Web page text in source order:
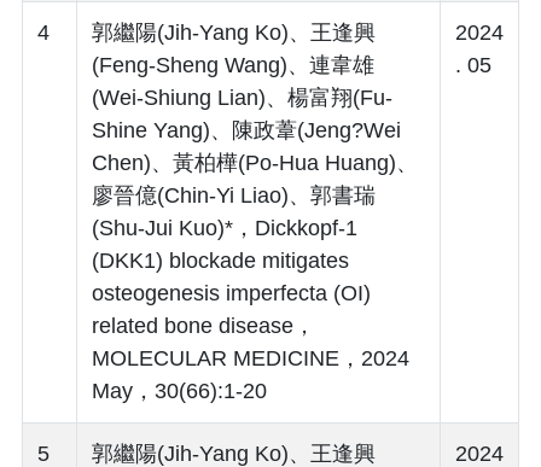
4
郭繼陽(Jih-Yang Ko)、王逢興
(Feng-Sheng Wang)、連韋雄
(Wei-Shiung Lian)、楊富翔(Fu-
Shine Yang)、陳政葦(Jeng?Wei
Chen)、黃柏樺(Po-Hua Huang)、
廖晉億(Chin-Yi Liao)、郭書瑞
(Shu-Jui Kuo)*，Dickkopf‑1
(DKK1) blockade mitigates
osteogenesis imperfecta (OI)
related bone disease，
MOLECULAR MEDICINE，2024
May，30(66):1-20
2024
. 05
5 郭繼陽(Jih-Yang Ko)、王逢興 2024